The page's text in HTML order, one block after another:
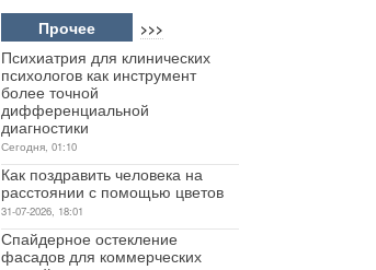
Прочее >>>
Психиатрия для клинических
психологов как инструмент
более точной
дифференциальной
диагностики
Сегодня, 01:10
Как поздравить человека на
расстоянии с помощью цветов
31-07-2026, 18:01
Спайдерное остекление
фасадов для коммерческих